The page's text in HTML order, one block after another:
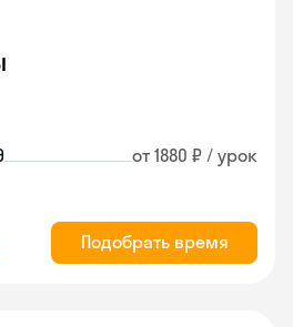
от 1880 ₽ / урок
Подобрать время